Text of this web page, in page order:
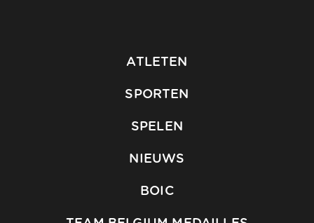
ATLETEN
SPORTEN
SPELEN
NIEUWS
BOIC